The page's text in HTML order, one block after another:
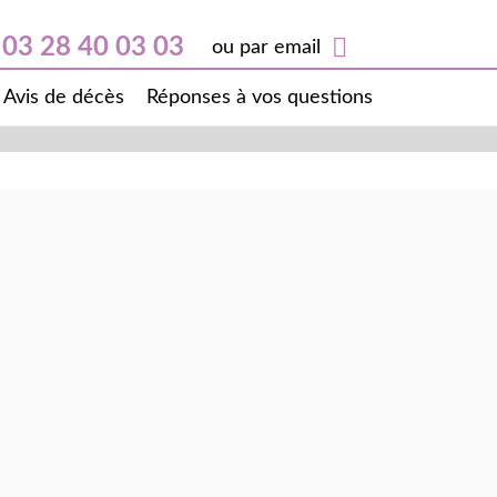
03 28 40 03 03 ou par email
Avis de décès Réponses à vos questions